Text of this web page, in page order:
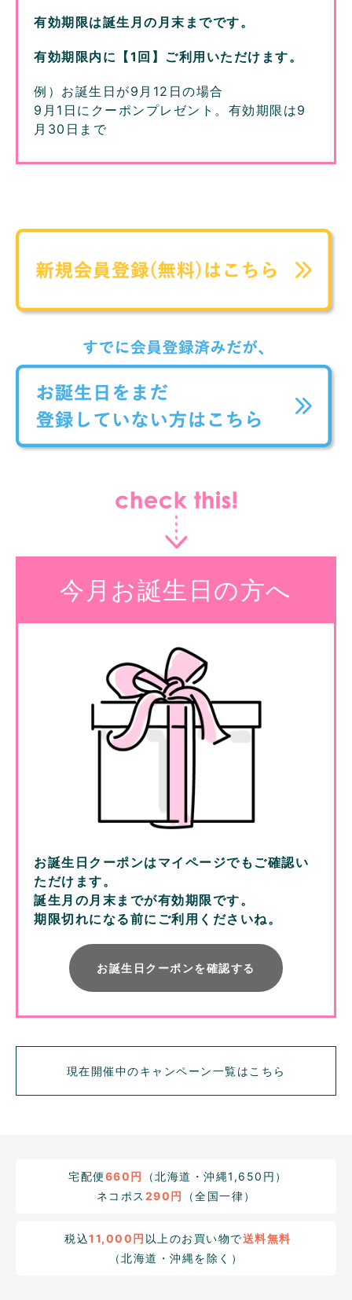
有効期限は誕生月の月末までです。
有効期限内に【1回】ご利用いただけます。
例）お誕生日が9月12日の場合
9月1日にクーポンプレゼント。有効期限は9
月30日まで
今月お誕生日の方へ
お誕生日クーポンはマイページでもご確認い
ただけます。
誕生月の月末までが有効期限です。
期限切れになる前にご利用くださいね。
お誕生日クーポンを確認する
現在開催中のキャンペーン一覧はこちら
宅配便660円
（北海道・沖縄1,650円）
ネコポス 290円 （全国一律）
税込11,000円 以上のお買い物で送料無料
（北海道・沖縄を除く）